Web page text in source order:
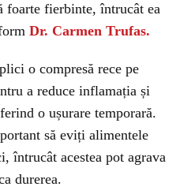
foarte fierbinte, întrucât ea
Dr. Carmen Trufas.
o compresă rece pe
a reduce inflamația și
o ușurare temporară.
să eviți alimentele
întrucât acestea pot agrava
durerea.